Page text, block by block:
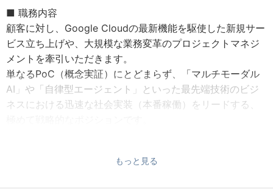
■ 職務内容
顧客に対し、Google Cloudの最新機能を駆使した新規サー
ビス立ち上げや、大規模な業務変革のプロジェクトマネジ
メントを牽引いただきます。
単なるPoC（概念実証）にとどまらず、「マルチモーダル
AI」や「自律型エージェント」といった最先端技術のビジ
ネスにおける迅速な社会実装（本番稼働）をリードする、
・ビジネス課題解決の提案：顧客の潜在的な課題を抽出
もっと見る